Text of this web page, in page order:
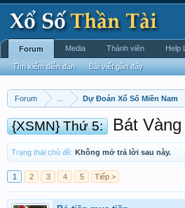
Forum Dự Đoán Xổ Số Miền Nam
{XSMN} Thứ 5: Bát
Trạng thái chủ đề: Không mở trả lời sau này.
1 2 3 4 5 Tiếp >
Forum
Tìm kiếm diễn đàn Bài viết gần đây
Media Thành viên Help